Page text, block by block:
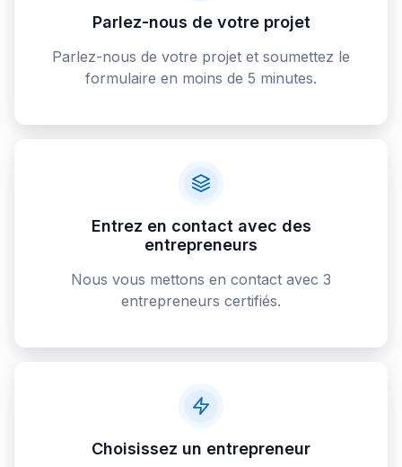
Parlez-nous de votre projet
Parlez-nous de votre projet et soumettez le
formulaire en moins de 5 minutes.
Entrez en contact avec des
entrepreneurs
Nous vous mettons en contact avec 3
entrepreneurs certifiés.
Choisissez un entrepreneur